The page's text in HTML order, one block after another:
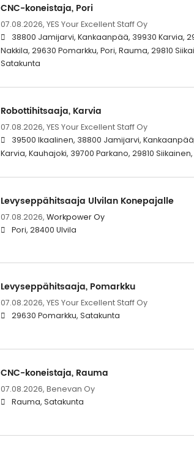
CNC-koneistaja, Pori
07.08.2026, YES Your Excellent Staff Oy
38800 Jamijarvi, Kankaanpää, 39930 Karvia,
Nakkila, 29630 Pomarkku, Pori, Rauma, 29810
Satakunta
Robottihitsaaja, Karvia
07.08.2026, YES Your Excellent Staff Oy
39500 Ikaalinen, 38800 Jamijarvi,
Karvia, Kauhajoki, 39700 Parkano, 29810
Levyseppähitsaaja Ulvilan Konepajalle
07.08.2026, Workpower Oy
Pori, 28400 Ulvila
Levyseppähitsaaja, Pomarkku
07.08.2026, YES Your Excellent Staff Oy
29630 Pomarkku, Satakunta
CNC-koneistaja, Rauma
07.08.2026, Benevan Oy
Rauma, Satakunta